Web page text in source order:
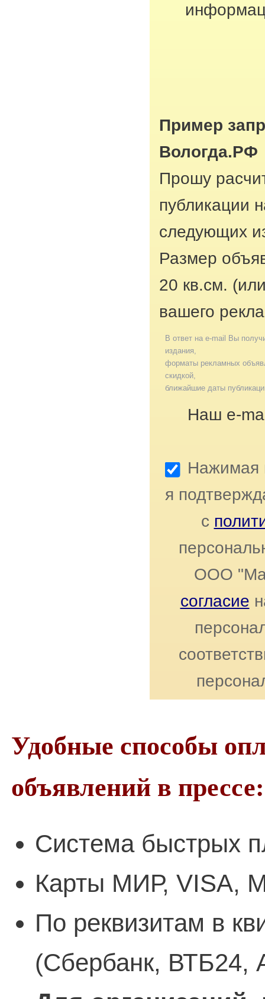
Пример
Вологда.РФ
Прошу
публикации
следующих
Размер
20 кв.см.
вашего
В ответ на e-mail Вы
издания,
форматы рекламных
скидкой,
ближайшие даты
Наш e-
Нажимая
я
с
ООО
согласие
Удобные способы
объявлений в прессе:
Система быстрых
Карты МИР, VISA,
По реквизитам в
(Сбербанк, ВТБ24,